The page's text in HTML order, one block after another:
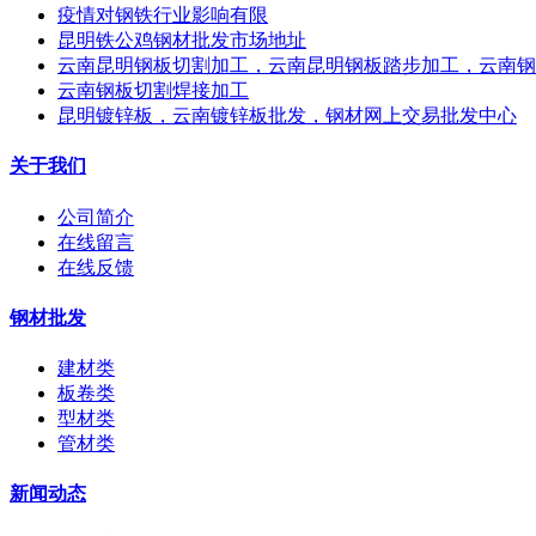
疫情对钢铁行业影响有限
昆明铁公鸡钢材批发市场地址
云南昆明钢板切割加工，云南昆明钢板踏步加工，云南
云南钢板切割焊接加工
昆明镀锌板，云南镀锌板批发，钢材网上交易批发中心
关于我们
公司简介
在线留言
在线反馈
钢材批发
建材类
板卷类
型材类
管材类
新闻动态